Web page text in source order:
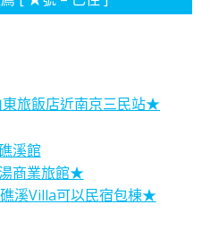
東旅飯店近南京三民站★
溪館
湯商業旅館★
礁溪Villa可以民宿包棟★